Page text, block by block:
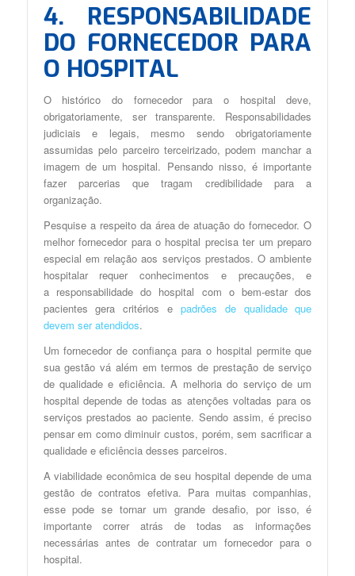
4. RESPONSABILIDADE
DO FORNECEDOR PARA
O HOSPITAL
O histórico do fornecedor para o hospital deve,
obrigatoriamente, ser transparente. Responsabilidades
judiciais e legais, mesmo sendo obrigatoriamente
assumidas pelo parceiro terceirizado, podem manchar a
imagem de um hospital. Pensando nisso, é importante
fazer parcerias que tragam credibilidade para a
organização.
Pesquise a respeito da área de atuação do fornecedor. O
melhor fornecedor para o hospital precisa ter um preparo
especial em relação aos serviços prestados. O ambiente
hospitalar requer conhecimentos e precauções, e
a responsabilidade do hospital com o bem-estar dos
pacientes gera critérios e padrões de qualidade que
devem ser atendidos.
Um fornecedor de confiança para o hospital permite que
sua gestão vá além em termos de prestação de serviço
de qualidade e eficiência. A melhoria do serviço de um
hospital depende de todas as atenções voltadas para os
serviços prestados ao paciente. Sendo assim, é preciso
pensar em como diminuir custos, porém, sem sacrificar a
qualidade e eficiência desses parceiros.
A viabilidade econômica de seu hospital depende de uma
gestão de contratos efetiva. Para muitas companhias,
esse pode se tornar um grande desafio, por isso, é
importante correr atrás de todas as informações
necessárias antes de contratar um fornecedor para o
hospital.